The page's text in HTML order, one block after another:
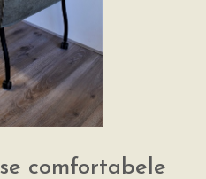
comfortabele